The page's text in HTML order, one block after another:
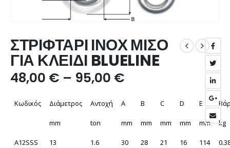
ΣΤΡΙΦΤΑΡΙ ΙΝΟΧ ΜΙΣΟ
ΓΙΑ ΚΛΕΙΔΙ BLUELINE
48,00 € – 95,00 €
Κωδικός Διάμετρος Αντοχή A B C D E
mm ton mm mm mm mm mm kg
A12SSS 13 1.6 30 28 21 16 114